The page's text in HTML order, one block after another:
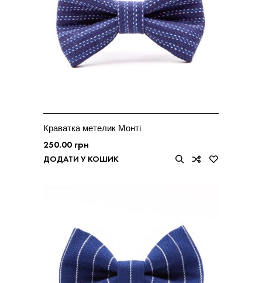
Краватка метелик Монті
250.00 грн
ДОДАТИ У КОШИК